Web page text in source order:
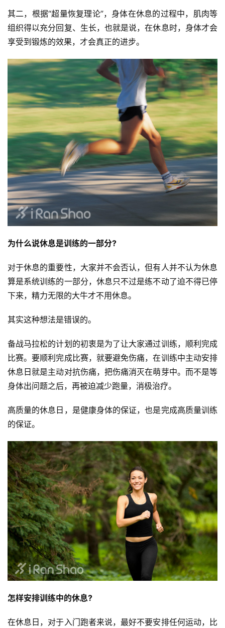
赛
其二，根据“超量恢复理论”，身体在休息的过程中，肌肉等
组织得以充分回复、生长，也就是说，在休息时，身体才会
享受到锻炼的效果，才会真正的进步。
为什么说休息是训练的一部分?
对于休息的重要性，大家并不会否认，但有人并不认为休息
算是系统训练的一部分，休息只不过是练不动了迫不得已停
下来，精力无限的大牛才不用休息。
其实这种想法是错误的。
备战马拉松的计划的初衷是为了让大家通过训练，顺利完成
比赛。要顺利完成比赛，就要避免伤痛，在训练中主动安排
休息日就是主动对抗伤痛，把伤痛消灭在萌芽中。而不是等
身体出问题之后，再被迫减少跑量，消极治疗。
高质量的休息日，是健康身体的保证，也是完成高质量训练
的保证。
怎样安排训练中的休息?
在休息日，对于入门跑者来说，最好不要安排任何运动，比